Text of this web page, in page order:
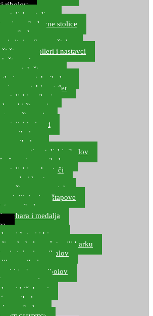
ribolov
stolice
za ribolovne stolice
za ribolov
i sitni pribor za šteku
štapova rolleri i nastavci
štapovi
za match štapove
za match ribolov
za match/waggler
najloni
štapovi
štapovi
plovci
za ribolov
za ribolov
za natjecateljski ribolov
čuvarice za ribolov
podmetači
posude i kante
za štapove – match
dijelovi za štapove
za ribolov
pehara i medalja
šatori i bivvy
kuhala za šator ili barku
i stolovi za ribolov
za ribolov
i torbe za ribolov
za spavanje
kišobrani
za ribolov
za ribolov